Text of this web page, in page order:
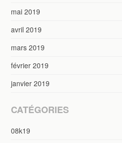
mai 2019
avril 2019
mars 2019
février 2019
janvier 2019
CATÉGORIES
08k19